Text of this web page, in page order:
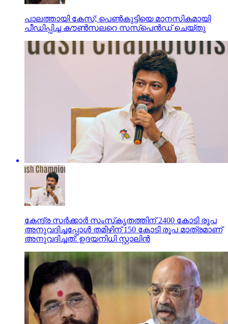
പാലത്തായി കേസ്; പെൺകുട്ടിയെ മാനസികമായി
പീഡിപ്പിച്ച കൗൺസലറെ സസ്പെൻഡ് ചെയ്തു
കേന്ദ്ര സര്‍ക്കാര്‍ സംസ്‌കൃതത്തിന് 2400 കോടി രൂപ
അനുവദിച്ചപ്പോള്‍ തമിഴിന് 150 കോടി രൂപ മാത്രമാണ്
അനുവദിച്ചത്: ഉദയനിധി സ്റ്റാലിന്‍